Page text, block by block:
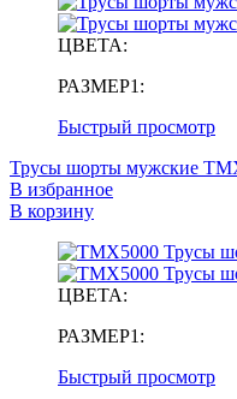
ЦВЕТА:
РАЗМЕР1:
Быстрый просмотр
Трусы шорты мужские
В избранное
В корзину
ЦВЕТА:
РАЗМЕР1:
Быстрый просмотр